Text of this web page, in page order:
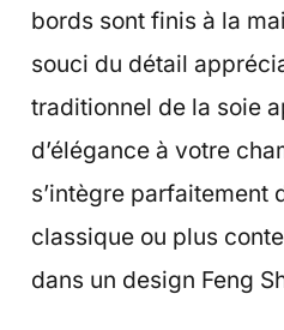
bords sont finis à la
souci du détail
traditionnel de la soie
d’élégance à votre
s’intègre parfaitement
classique ou plus
dans un design Feng